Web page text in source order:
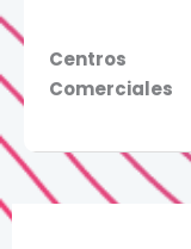
Centros
Comerciales